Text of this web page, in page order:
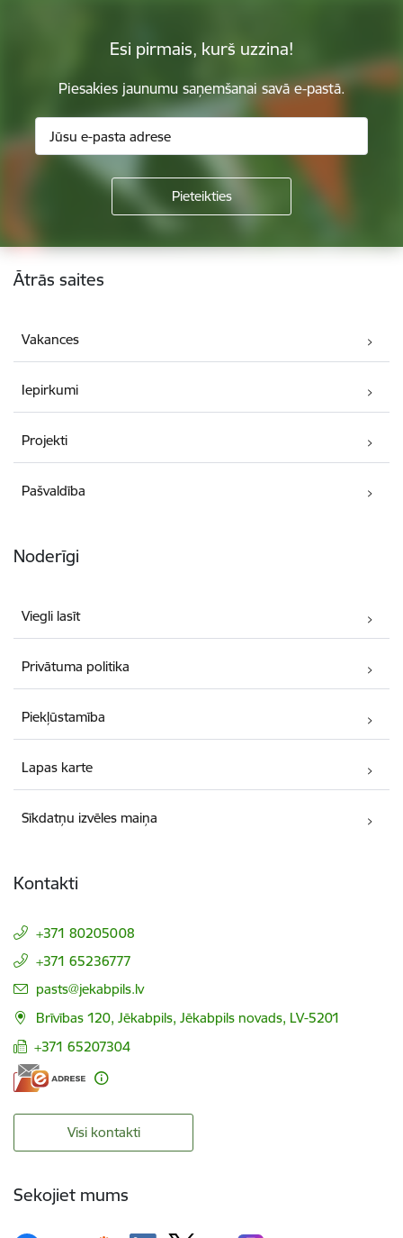
Esi pirmais, kurš uzzina!
Piesakies jaunumu saņemšanai savā e-pastā.
Kājene
Ātrās saites
Vakances
Iepirkumi
Projekti
Pašvaldība
Noderīgi
Viegli lasīt
Privātuma politika
Piekļūstamība
Lapas karte
Sīkdatņu izvēles maiņa
Kontakti
+371 80205008
+371 65236777
E-pasts:
pasts@jekabpils.lv
Brīvības 120, Jēkabpils, Jēkabpils novads, LV-5201
+371 65207304
Visi kontakti
Sekojiet mums